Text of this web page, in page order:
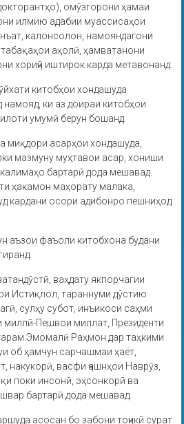
омӯзгорони ҳамаи
илмию адабии муассисаҳои
калонсолон, намояндагони
табақаҳои аҳолӣ, ҳамватанони
хориҷӣ иштирок карда метавонанд.
китобҳои хондашуда
ки аз доираи китобҳои
умумӣ берун бошанд.
миқдори асарҳои хондашуда,
мазмуну муҳтавои асар, хониши
бартарӣ дода мешавад.
ҳакамон маҳорату малака,
кардани осори адибонро пешниҳод
аъзои фаъоли китобхона будани
ваҳдату якпорчагии
Истиқлол, тараннуми дӯстию
сулҳу субот, инъикоси саҳми
миллӣ-Пешвои миллат, Президенти
Эмомалӣ Раҳмон дар таҳкими
об ҳамчун сарчашмаи ҳаёт,
накукорӣ, васфи ҷашнҳои Наврӯз,
поки инсонӣ, эҳсонкорӣ ва
бартарӣ дода мешавад.
асосан бо забони тоҷикӣ сурат